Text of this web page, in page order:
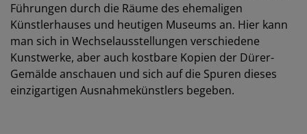
Führungen durch die Räume des ehemaligen
Künstlerhauses und heutigen Museums an. Hier kann
man sich in Wechselausstellungen verschiedene
Kunstwerke, aber auch kostbare Kopien der Dürer-
Gemälde anschauen und sich auf die Spuren dieses
einzigartigen Ausnahmekünstlers begeben.